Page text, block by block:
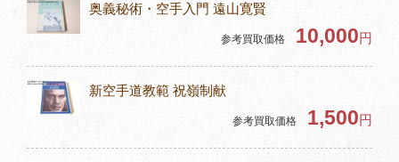
奥義秘術・空手入門 遠山寛賢
参考買取価格 10,000円
新空手道教範 祝嶺制献
参考買取価格 1,500円